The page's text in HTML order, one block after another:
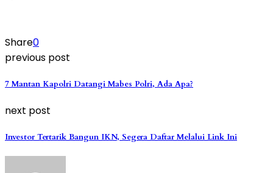
Share0
previous post
7 Mantan Kapolri Datangi Mabes Polri, Ada Apa?
next post
Investor Tertarik Bangun IKN, Segera Daftar Melalui Link Ini